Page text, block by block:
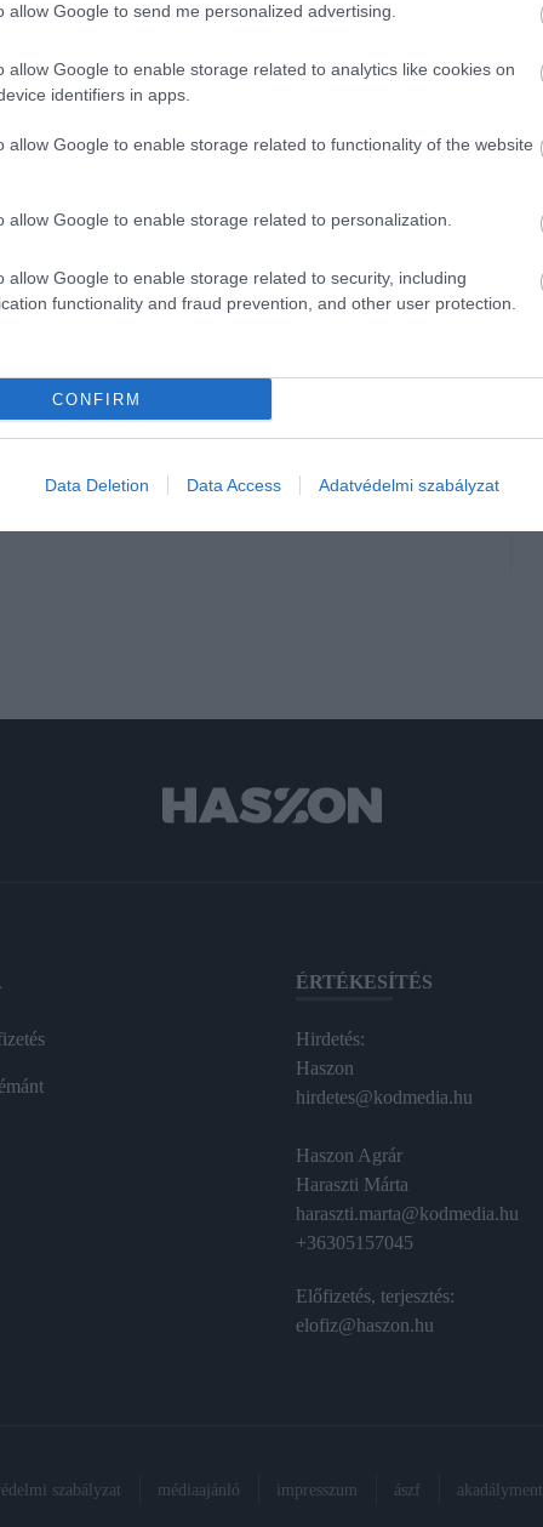
allow Google to send me personalized advertising.
allow Google to enable storage related to analytics like cookies on
identifiers in apps.
allow Google to enable storage related to functionality of the website
allow Google to enable storage related to personalization.
allow Google to enable storage related to security, including
functionality and fraud prevention, and other user protection.
CONFIRM
Data Deletion Data Access Adatvédelmi szabályzat
tetteiért” – közölte hétfőn a Fidesz-frakció.
illetve annak gyanúja esetén nyomozást indítsanak
eljárás során ugyanakkor pártállásra tekintet nélkül
amiben nevet nem említettek.
Frissítve
ÉRTÉKESÍTÉS
Hirdetés:
Haszon
hirdetes@kodmedia.hu
Haszon Agrár
Haraszti Márta
haraszti.marta@kodmedia.hu
+36305157045
Előfizetés, terjesztés:
elofiz@haszon.hu
szabályzat médiaajánló impresszum ászf